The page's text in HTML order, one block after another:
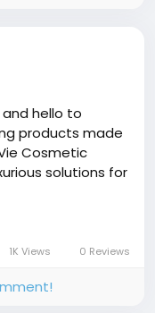
hello to
products made
Cosmetic
solutions for
1K Views 0 Reviews